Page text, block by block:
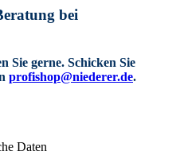
bei
Sie gerne. Schicken Sie
profishop@niederer.de.
Daten